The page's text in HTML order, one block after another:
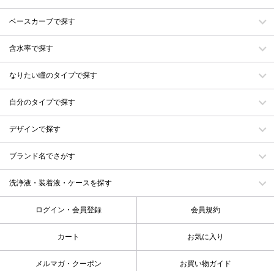
ベースカーブで探す
含水率で探す
なりたい瞳のタイプで探す
自分のタイプで探す
デザインで探す
ブランド名でさがす
洗浄液・装着液・ケースを探す
ログイン・会員登録 会員規約
カート お気に入り
メルマガ・クーポン お買い物ガイド